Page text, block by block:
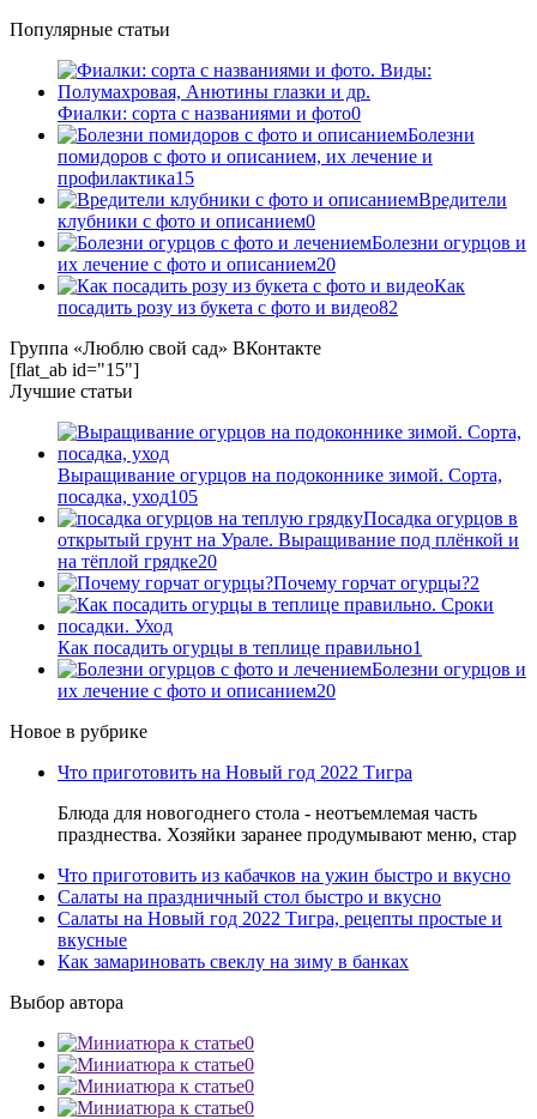
Популярные статьи
Фиалки: сорта с названиями и фото0
Болезни
помидоров с фото и описанием, их лечение и
профилактика15
Вредители
клубники с фото и описанием0
Болезни огурцов и
их лечение с фото и описанием20
Как
посадить розу из букета с фото и видео82
Группа «Люблю свой сад» ВКонтакте
[flat_ab id="15"]
Лучшие статьи
Выращивание огурцов на подоконнике зимой. Сорта,
посадка, уход105
Посадка огурцов в
открытый грунт на Урале. Выращивание под плёнкой и
на тёплой грядке20
Почему горчат огурцы?2
Как посадить огурцы в теплице правильно1
Болезни огурцов и
их лечение с фото и описанием20
Новое в рубрике
Что приготовить на Новый год 2022 Тигра
Блюда для новогоднего стола - неотъемлемая часть
празднества. Хозяйки заранее продумывают меню, стар
Что приготовить из кабачков на ужин быстро и вкусно
Салаты на праздничный стол быстро и вкусно
Салаты на Новый год 2022 Тигра, рецепты простые и
вкусные
Как замариновать свеклу на зиму в банках
Выбор автора
0
0
0
0